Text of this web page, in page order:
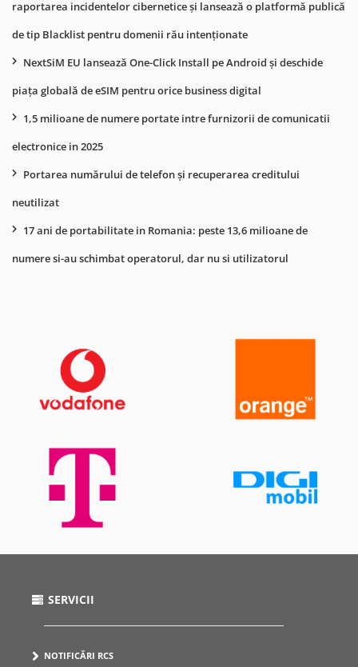
raportarea incidentelor cibernetice și lansează o platformă publică
de tip Blacklist pentru domenii rău intenționate
NextSiM EU lansează One-Click Install pe Android și deschide
piața globală de eSIM pentru orice business digital
1,5 milioane de numere portate intre furnizorii de comunicatii
electronice in 2025
Portarea numărului de telefon și recuperarea creditului
neutilizat
17 ani de portabilitate in Romania: peste 13,6 milioane de
numere si-au schimbat operatorul, dar nu si utilizatorul
SERVICII
NOTIFICĂRI RCS